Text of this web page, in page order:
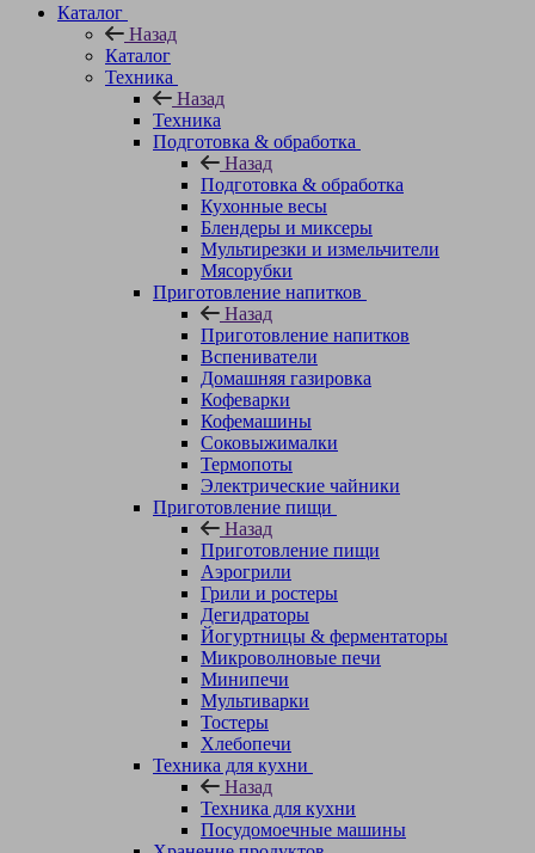
Каталог
Назад
Каталог
Техника
Назад
Техника
Подготовка & обработка
Назад
Подготовка & обработка
Кухонные весы
Блендеры и миксеры
Мультирезки и измельчители
Мясорубки
Приготовление напитков
Назад
Приготовление напитков
Вспениватели
Домашняя газировка
Кофеварки
Кофемашины
Соковыжималки
Термопоты
Электрические чайники
Приготовление пищи
Назад
Приготовление пищи
Аэрогрили
Грили и ростеры
Дегидраторы
Йогуртницы & ферментаторы
Микроволновые печи
Минипечи
Мультиварки
Тостеры
Хлебопечи
Техника для кухни
Назад
Техника для кухни
Посудомоечные машины